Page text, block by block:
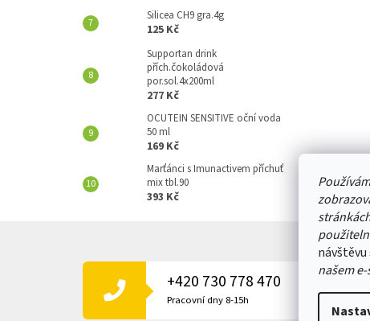
našem
Silicea CH9 gra.4g
125 Kč
Supportan drink
přích.čokoládová
por.sol.4x200ml
277 Kč
OCUTEIN SENSITIVE oční voda
50 ml
169 Kč
Marťánci s Imunactivem příchuť
mix tbl.90
393 Kč
+420 730 778 470
Pracovní dny 8-15h